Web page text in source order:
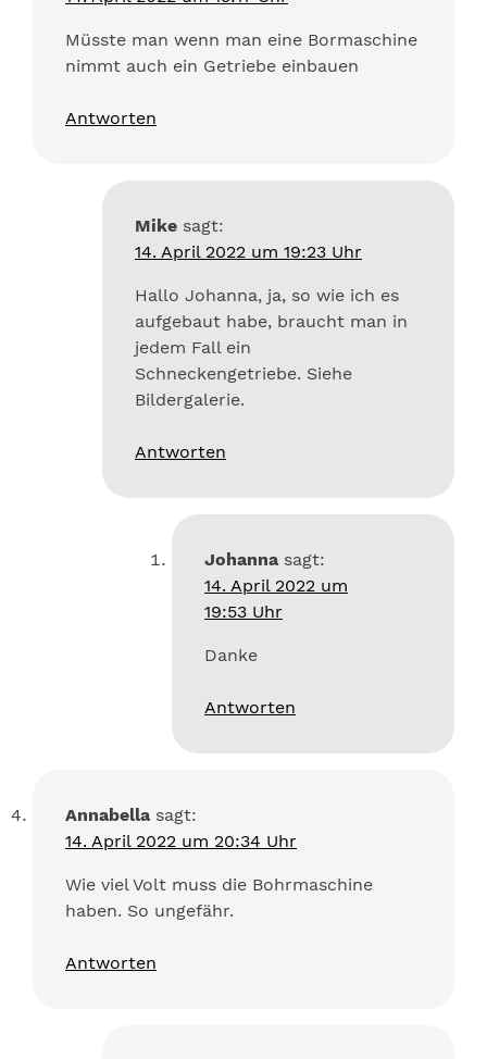
Müsste man wenn man eine Bormaschine
nimmt auch ein Getriebe einbauen
Antworten
Mike sagt:
14. April 2022 um 19:23 Uhr
Hallo Johanna, ja, so wie ich es
aufgebaut habe, braucht man in
jedem Fall ein
Schneckengetriebe. Siehe
Bildergalerie.
Antworten
Johanna sagt:
14. April 2022 um
19:53 Uhr
Danke
Antworten
Annabella sagt:
14. April 2022 um 20:34 Uhr
Wie viel Volt muss die Bohrmaschine
haben. So ungefähr.
Antworten